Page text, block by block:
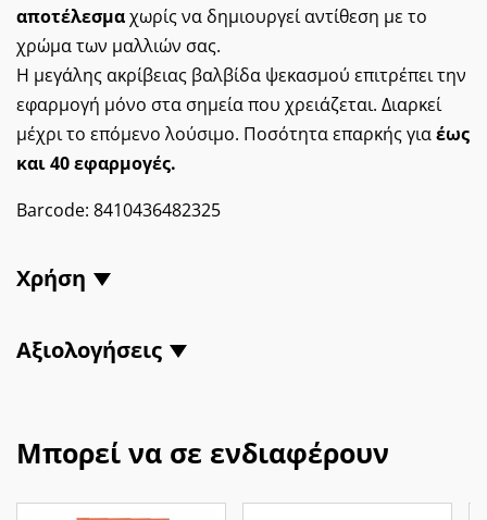
αποτέλεσμαχωρίς να δημιουργεί αντίθεση με το
χρώμα των μαλλιών σας.
Η μεγάλης ακρίβειας βαλβίδα ψεκασμού επιτρέπει την
εφαρμογή μόνο στα σημεία που χρειάζεται. Διαρκεί
μέχρι το επόμενο λούσιμο. Ποσότητα επαρκής γιαέως
και 40 εφαρμογές.
Barcode: 8410436482325
Χρήση
Αξιολογήσεις
Μπορεί να σε ενδιαφέρουν